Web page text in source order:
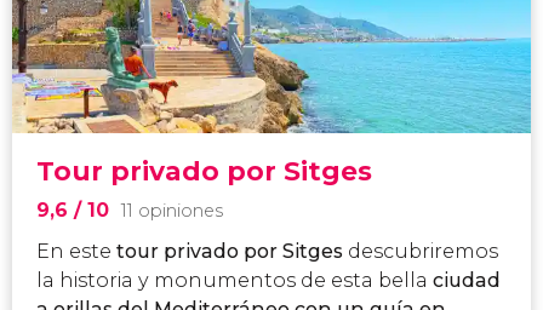
Tour privado por Sitges
9,6 / 10 11 opiniones
En este tour privado por Sitges descubriremos
la historia y monumentos de esta bella ciudad